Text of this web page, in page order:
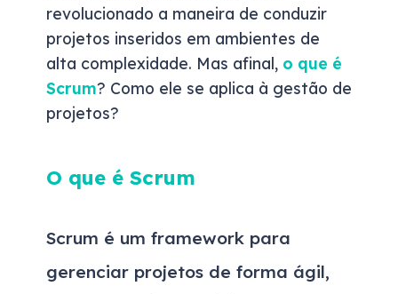
revolucionado a maneira de conduzir
projetos inseridos em ambientes de
alta complexidade. Mas afinal, o que é
Scrum? Como ele se aplica à gestão de
projetos?
O que é Scrum
Scrum é um framework para
gerenciar projetos de forma ágil,